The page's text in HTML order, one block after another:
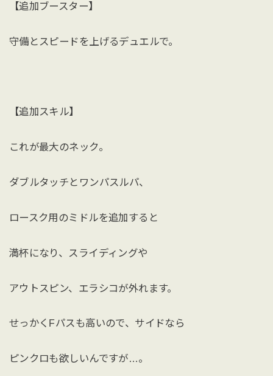
【追加ブースター】
守備とスピードを上げるデュエルで。
【追加スキル】
これが最大のネック。
ダブルタッチとワンパスルパ、
ロースク用のミドルを追加すると
満杯になり、スライディングや
アウトスピン、エラシコが外れます。
せっかくFパスも高いので、サイドなら
ピンクロも欲しいんですが…。